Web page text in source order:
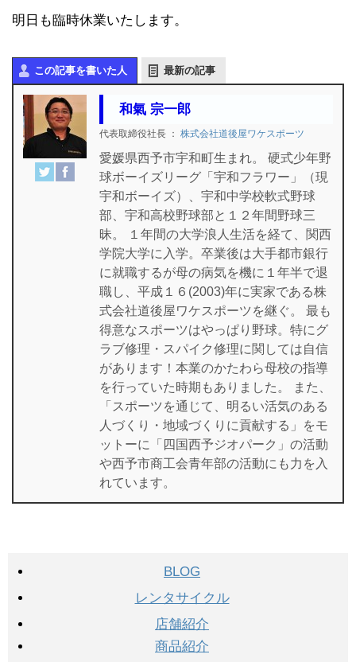
明日も臨時休業いたします。
この記事を書いた人 最新の記事
和氣 宗一郎
代表取締役社長 ： 株式会社道後屋ワケスポーツ
愛媛県西予市宇和町生まれ。 硬式少年野
球ボーイズリーグ「宇和フラワー」（現
宇和ボーイズ）、宇和中学校軟式野球
部、宇和高校野球部と１２年間野球三
昧。 １年間の大学浪人生活を経て、関西
学院大学に入学。卒業後は大手都市銀行
に就職するが母の病気を機に１年半で退
職し、平成１６(2003)年に実家である株
式会社道後屋ワケスポーツを継ぐ。 最も
得意なスポーツはやっぱり野球。特にグ
ラブ修理・スパイク修理に関しては自信
があります！本業のかたわら母校の指導
を行っていた時期もありました。 また、
「スポーツを通じて、明るい活気のある
人づくり・地域づくりに貢献する」をモ
ットーに「四国西予ジオパーク」の活動
や西予市商工会青年部の活動にも力を入
れています。
BLOG
レンタサイクル
店舗紹介
商品紹介